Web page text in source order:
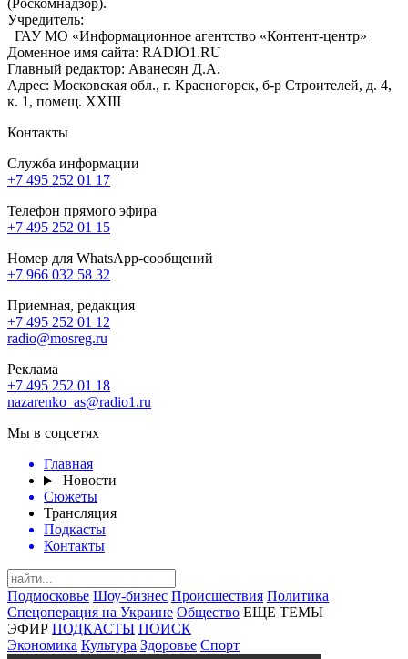
(Роскомнадзор).
Учредитель:
ГАУ МО «Информационное агентство «Контент-центр»
Доменное имя сайта: RADIO1.RU
Главный редактор: Аванесян Д.А.
Адрес: Московская обл., г. Красногорск, б-р Строителей, д. 4,
к. 1, помещ. XXIII
Контакты
Служба информации
+7 495 252 01 17
Телефон прямого эфира
+7 495 252 01 15
Номер для WhatsApp-сообщений
+7 966 032 58 32
Приемная, редакция
+7 495 252 01 12
radio@mosreg.ru
Реклама
+7 495 252 01 18
nazarenko_as@radio1.ru
Мы в соцсетях
Главная
Новости
Сюжеты
Трансляция
Подкасты
Контакты
Подмосковье Шоу-бизнес Происшествия Политика
Спецоперация на Украине Общество ЕЩЕ ТЕМЫ
ЭФИР ПОДКАСТЫ ПОИСК
Экономика Культура Здоровье Спорт